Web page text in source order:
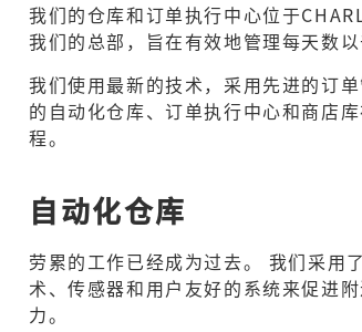
我们的仓库和订单执行中心位于
我们的总部，旨在有效地管理每天数
我们使用最新的技术，采用先进的订
的自动化仓库、订单执行中心和商店
程。
自动化仓库
劳累的工作已经成为过去。 我们采用
术、传感器和用户友好的系统来促进
力。